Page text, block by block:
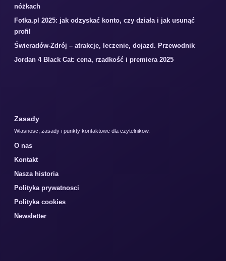
nóżkach
Fotka.pl 2025: jak odzyskać konto, czy działa i jak usunąć
profil
Świeradów-Zdrój – atrakcje, leczenie, dojazd. Przewodnik
Jordan 4 Black Cat: cena, rzadkość i premiera 2025
Zasady
Wlasnosc, zasady i punkty kontaktowe dla czytelnikow.
O nas
Kontakt
Nasza historia
Polityka prywatnosci
Polityka cookies
Newsletter